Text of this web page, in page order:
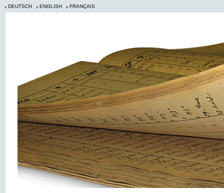
DEUTSCH ENGLISH FRANÇAIS